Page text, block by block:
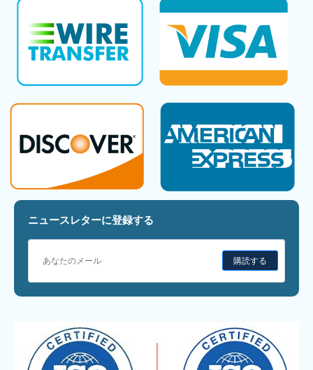
ニュースレターに登録する
購読する